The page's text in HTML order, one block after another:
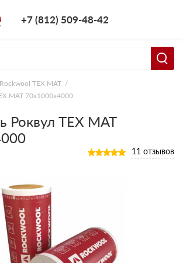
+7 (812) 509-48-42
Rockwool ТЕХ МАТ
МАТ 70х1000х4000
Роквул ТЕХ МАТ
11 отзывов